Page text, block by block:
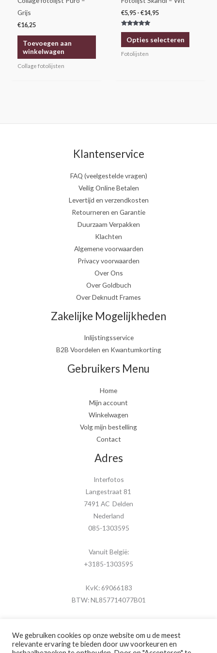
Grijs
€16,25
Toevoegen aan
winkelwagen
Collage fotolijsten
€5,95 - €14,95
Gewaardeerd
5.00
uit 5Opties selecteren
de
Fotolijsten
Klantenservice
FAQ (veelgestelde vragen)
Veilig Online Betalen
Levertijd en verzendkosten
Retourneren en Garantie
Duurzaam Verpakken
Klachten
Algemene voorwaarden
Privacy voorwaarden
Over Ons
Over Goldbuch
Over Deknudt Frames
Zakelijke Mogelijkheden
Inlijstingsservice
B2B Voordelen en Kwantumkorting
Gebruikers Menu
Home
Mijn account
Winkelwagen
Volg mijn bestelling
Contact
Adres
Interfotos
Langestraat 81
7491 AC Delden
Nederland
085-1303595
Vanuit België:
+3185-1303595
KvK: 69066183
BTW: NL857714077B01
We gebruiken cookies op onze website om u de meest
relevante ervaring te bieden door uw voorkeuren en